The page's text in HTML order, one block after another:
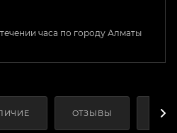
часа по городу Алматы
ОТЗЫВЫ